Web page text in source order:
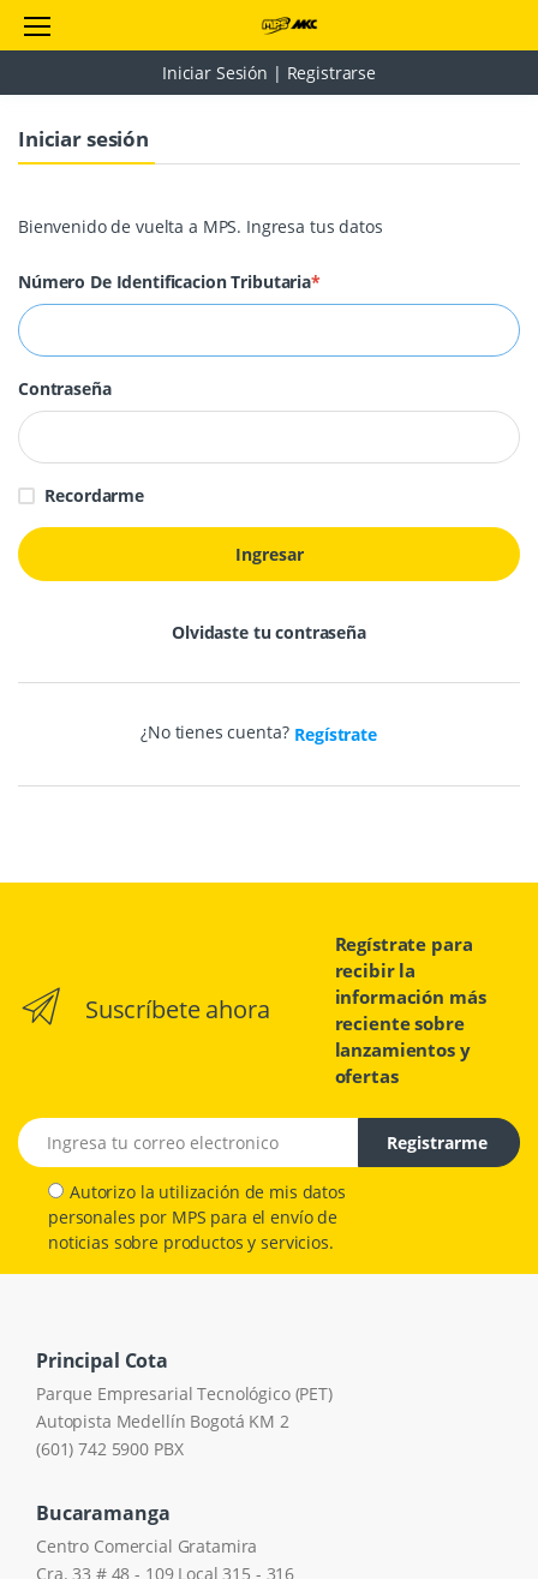
Iniciar Sesión | Registrarse
Iniciar sesión
Bienvenido de vuelta a MPS. Ingresa tus datos
Número De Identificacion Tributaria*
Contraseña
Recordarme
Ingresar
Olvidaste tu contraseña
¿No tienes cuenta? Regístrate
Suscríbete ahora
Regístrate para
recibir la
información más
reciente sobre
lanzamientos y
ofertas
Email address
Registrarme
Autorizo la utilización de mis datos
personales por MPS para el envío de
noticias sobre productos y servicios.
Principal Cota
Parque Empresarial Tecnológico (PET)
Autopista Medellín Bogotá KM 2
(601) 742 5900 PBX
Bucaramanga
Centro Comercial Gratamira
Cra. 33 # 48 - 109 Local 315 - 316